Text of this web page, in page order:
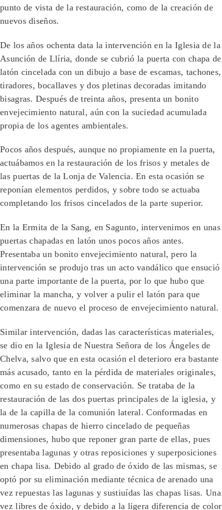
punto de vista de la restauración, como de la creación de
nuevos diseños.
De los años ochenta data la intervención en la Iglesia de la
Asunción de Llíria, donde se cubrió la puerta con chapa de
latón cincelada con un dibujo a base de escamas, tachones,
tiradores, bocallaves y dos pletinas decoradas imitando
bisagras. Después de treinta años, presenta un bonito
envejecimiento natural, aún con la suciedad acumulada
propia de los agentes ambientales.
Pocos años después, aunque no propiamente en la puerta,
actuábamos en la restauración de los frisos y metales de
las puertas de la Lonja de Valencia. En esta ocasión se
reponían elementos perdidos, y sobre todo se actuaba
completando los frisos cincelados de la parte superior.
En la Ermita de la Sang, en Sagunto, intervenimos en unas
puertas chapadas en latón unos pocos años antes.
Presentaba un bonito envejecimiento natural, pero la
intervención se produjo tras un acto vandálico que ensució
una parte importante de la puerta, por lo que hubo que
eliminar la mancha, y volver a pulir el latón para que
comenzara de nuevo el proceso de envejecimiento natural.
Similar intervención, dadas las características materiales,
se dio en la Iglesia de Nuestra Señora de los Ángeles de
Chelva, salvo que en esta ocasión el deterioro era bastante
más acusado, tanto en la pérdida de materiales originales,
como en su estado de conservación. Se trataba de la
restauración de las dos puertas principales de la iglesia, y
la de la capilla de la comunión lateral. Conformadas en
numerosas chapas de hierro cincelado de pequeñas
dimensiones, hubo que reponer gran parte de ellas, pues
presentaba lagunas y otras reposiciones y superposiciones
en chapa lisa. Debido al grado de óxido de las mismas, se
optó por su eliminación mediante técnica de arenado una
vez repuestas las lagunas y sustiuídas las chapas lisas. Una
vez libres de óxido, y debido a la ligera diferencia de color